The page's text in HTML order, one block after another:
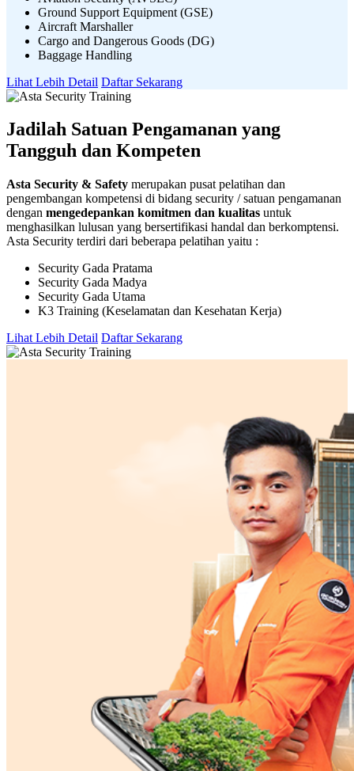
Ground Support Equipment (GSE)
Aircraft Marshaller
Cargo and Dangerous Goods (DG)
Baggage Handling
Lihat Lebih Detail Daftar Sekarang
Jadilah Satuan Pengamanan yang
Tangguh dan Kompeten
Asta Security & Safety merupakan pusat pelatihan dan
pengembangan kompetensi di bidang security / satuan pengamanan
dengan mengedepankan komitmen dan kualitas untuk
menghasilkan lulusan yang bersertifikasi handal dan berkomptensi.
Asta Security terdiri dari beberapa pelatihan yaitu :
Security Gada Pratama
Security Gada Madya
Security Gada Utama
K3 Training (Keselamatan dan Kesehatan Kerja)
Lihat Lebih Detail Daftar Sekarang